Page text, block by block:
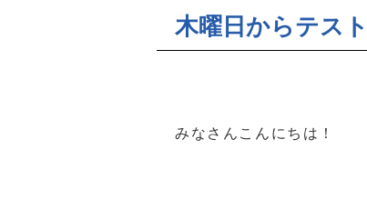
木曜日からテスト
みなさんこんにちは！